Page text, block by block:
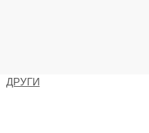
ДРУГИ